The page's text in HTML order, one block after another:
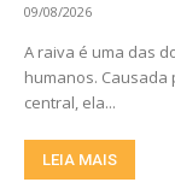
09/08/2026
A raiva é uma das
humanos.
central, ela...
LEIA MAIS